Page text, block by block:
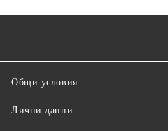
Общи условия
Лични данни